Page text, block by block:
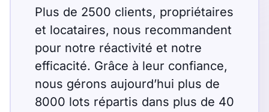
Superficie
m2
Nombre de chambres
Plus de 2500 clients, propriétaires
et locataires, nous recommandent
pour notre réactivité et notre
efficacité. Grâce à leur confiance,
nous gérons aujourd’hui plus de
8000 lots répartis dans plus de 40